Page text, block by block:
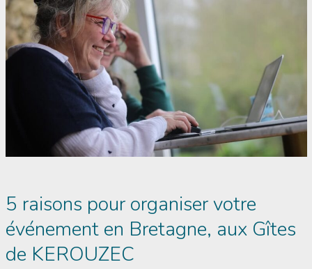
5 raisons pour organiser votre
événement en Bretagne, aux Gîtes
de KEROUZEC